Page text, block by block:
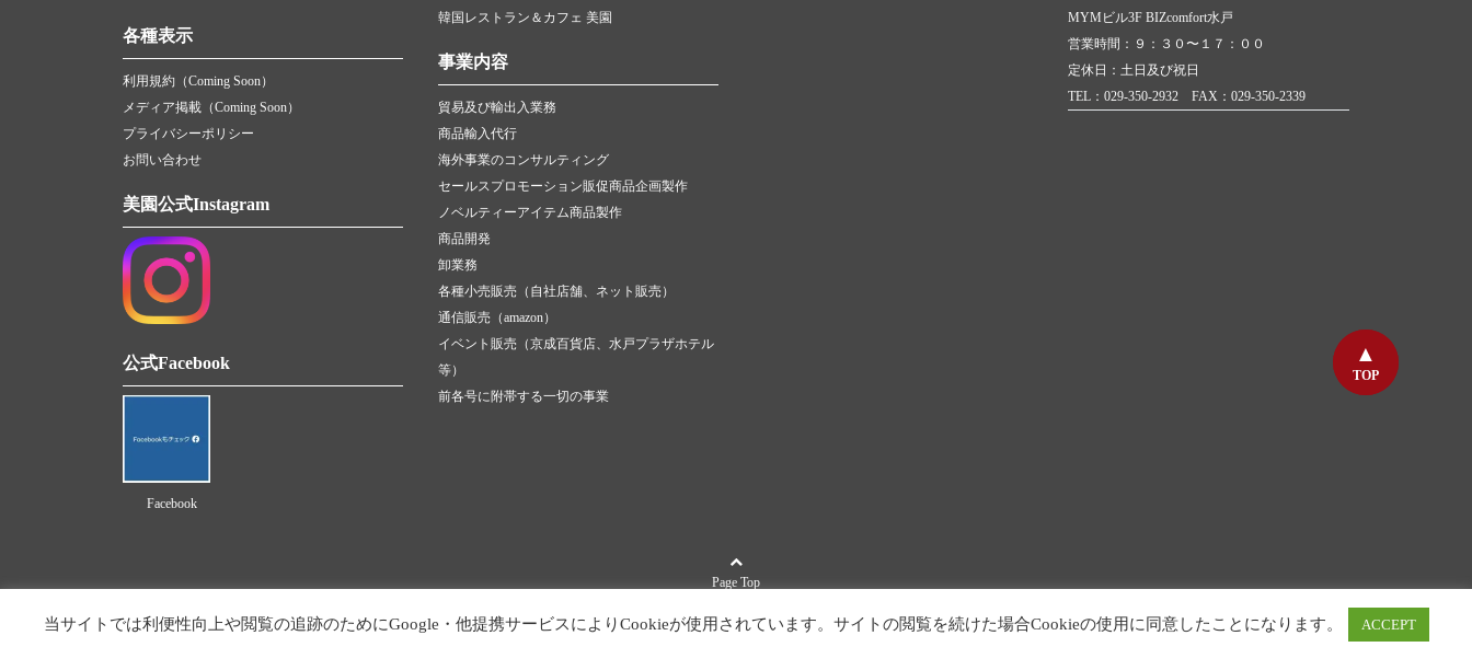
TOP
TOP
各種表示
利用規約（Coming Soon）
メディア掲載（Coming Soon）
プライバシーポリシー
お問い合わせ
美園公式Instagram
公式Facebook
Facebook
韓国レストラン＆カフェ 美園
事業内容
貿易及び輸出入業務
商品輸入代行
海外事業のコンサルティング
セールスプロモーション販促商品企画製作
ノベルティーアイテム商品製作
商品開発
卸業務
各種小売販売（自社店舗、ネット販売）
通信販売（amazon）
イベント販売（京成百貨店、水戸プラザホテル
等）
前各号に附帯する一切の事業
MYMビル3F BIZcomfort水戸
営業時間：９：３０〜１７：００
定休日：土日及び祝日
TEL：029-350-2932 FAX：029-350-2339
Page Top
お問い合わせ プライバシーポリシー
当サイトでは利便性向上や閲覧の追跡のためにGoogle・他提携サービスによりCookieが使用されています。サイトの閲覧を続けた場合Cookieの使用に同意したことになります。 ACCEPT